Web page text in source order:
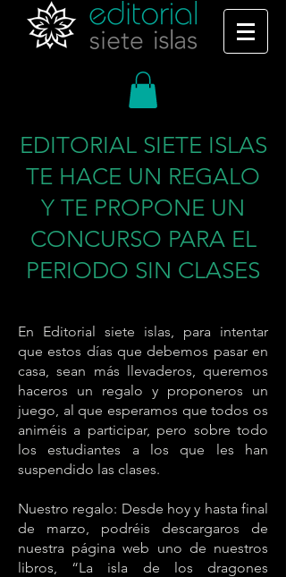
EDITORIAL SIETE ISLAS
TE HACE UN REGALO
Y TE PROPONE UN
CONCURSO PARA EL
PERIODO SIN CLASES
En Editorial siete islas, para intentar
que estos días que debemos pasar en
casa, sean más llevaderos, queremos
haceros un regalo y proponeros un
juego, al que esperamos que todos os
animéis a participar, pero sobre todo
los estudiantes a los que les han
suspendido las clases.
Nuestro regalo: Desde hoy y hasta final
de marzo, podréis descargaros de
nuestra página web uno de nuestros
libros, “La isla de los dragones